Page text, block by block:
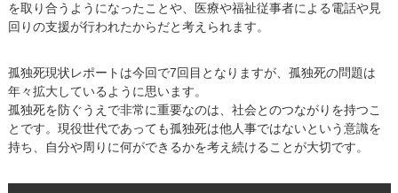
を取り合うようになったことや、医療や福祉従事者による電話や見
回りの支援が行われたからだと考えられます。
孤独死現状レポートは今回で7回目となりますが、孤独死の問題は
年々拡大しているように思います。
孤独死を防ぐうえで非常に重要なのは、社会とのつながりを持つこ
とです。現役世代であっても孤独死は他人事ではないという意識を
持ち、自分や周りに何ができるかを考え続けることが大切です。